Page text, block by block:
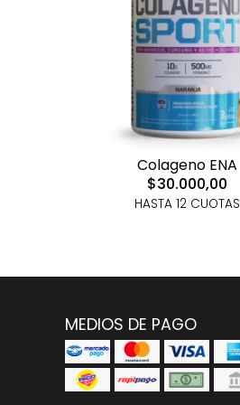
Colageno ENA
$30.000,00
HASTA 12 CUOTAS
MEDIOS DE PAGO